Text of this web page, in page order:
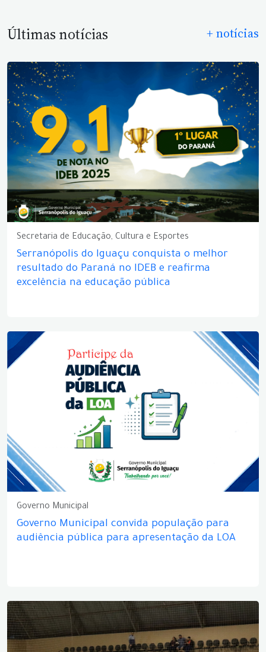
Últimas notícias + notícias
Secretaria de Educação, Cultura e Esportes
Serranópolis do Iguaçu conquista o melhor
resultado do Paraná no IDEB e reafirma
excelência na educação pública
Governo Municipal
Governo Municipal convida população para
audiência pública para apresentação da LOA